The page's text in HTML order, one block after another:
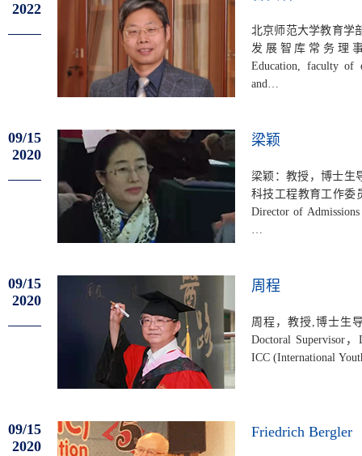
2022
北京师范大学教育学
发展智库常务理事
Education, faculty of
and…
09/15
2020
梁颖
梁颖：教授，博士生
科技工程教育工作委
Director of
…
09/15
2020
周程
周程，教授,博士生
Doctoral Supervisor
ICC (International
09/15
2020
Friedrich Bergler